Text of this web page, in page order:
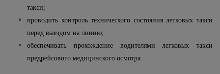
такси;
проводить контроль технического состояния легковых такси
перед выездом на линию;
обеспечивать прохождение водителями легковых такси
предрейсового медицинского осмотра.